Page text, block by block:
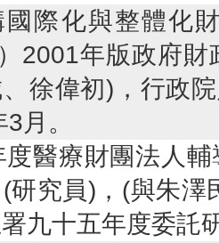
國際化與整體化
）2001年版政府
徐偉初)，行政
月。
度醫療財團法人
研究員)，(與朱澤
九十五年度委託